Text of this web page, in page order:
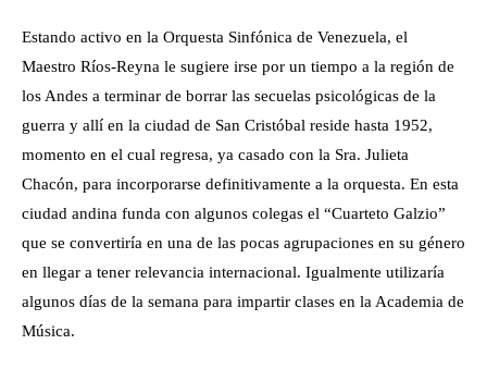
Estando activo en la Orquesta Sinfónica de Venezuela, el
Maestro Ríos-Reyna le sugiere irse por un tiempo a la región de
los Andes a terminar de borrar las secuelas psicológicas de la
guerra y allí en la ciudad de San Cristóbal reside hasta 1952,
momento en el cual regresa, ya casado con la Sra. Julieta
Chacón, para incorporarse definitivamente a la orquesta. En esta
ciudad andina funda con algunos colegas el “Cuarteto Galzio”
que se convertiría en una de las pocas agrupaciones en su género
en llegar a tener relevancia internacional. Igualmente utilizaría
algunos días de la semana para impartir clases en la Academia de
Música.